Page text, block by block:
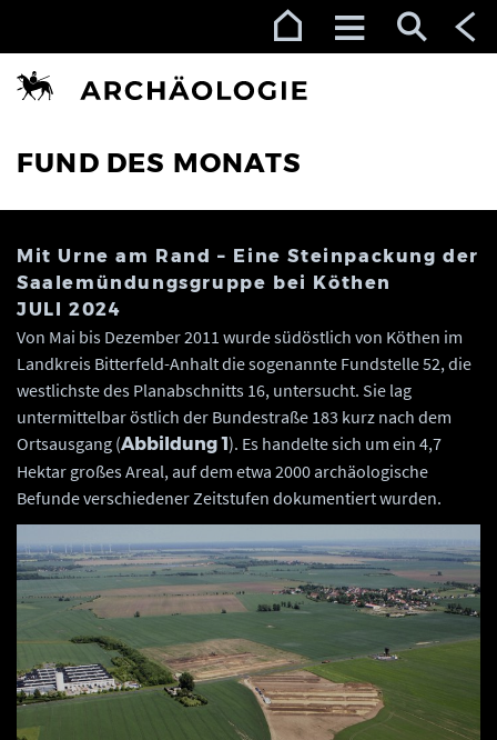
FUND DES MONATS
Mit Urne am Rand – Eine Steinpackung der
Saalemündungsgruppe bei Köthen
JULI 2024
Von Mai bis Dezember 2011 wurde südöstlich von Köthen im
Landkreis Bitterfeld-Anhalt die sogenannte Fundstelle 52, die
westlichste des Planabschnitts 16, untersucht. Sie lag
untermittelbar östlich der Bundestraße 183 kurz nach dem
Ortsausgang (Abbildung 1 ). Es handelte sich um ein 4,7
Hektar großes Areal, auf dem etwa 2000 archäologische
Befunde verschiedener Zeitstufen dokumentiert wurden.